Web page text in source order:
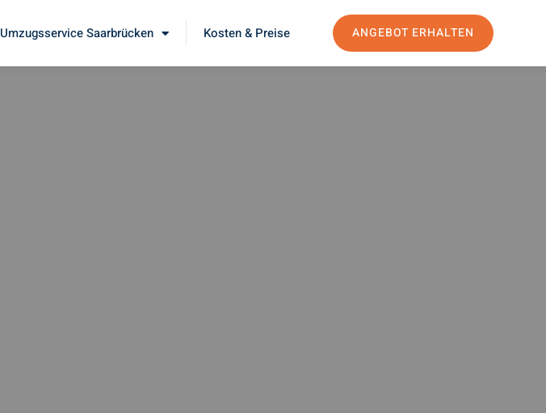
Umzugsservice Saarbrücken Kosten & Preise ANGEBOT ERHALTEN